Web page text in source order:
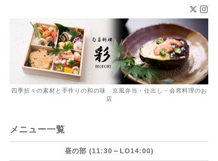
四季折々の素材と手作りの和の味 京風弁当・仕出し・会席料理のお
店
メニュー一覧
昼の部 (11:30～LO14:00)